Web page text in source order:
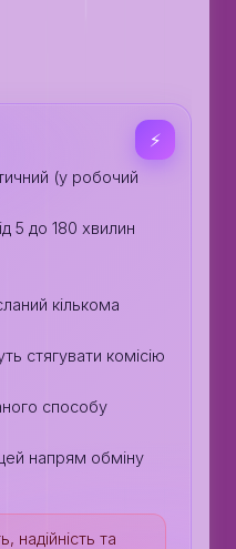
⚡️
(у робочий
5 до 180 хвилин
кількома
стягувати комісію
способу
напрям обміну
надійність та